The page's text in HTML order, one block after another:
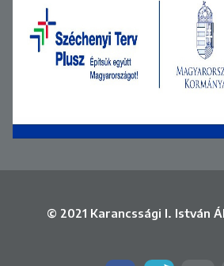
© 2021 Karancssági I. István